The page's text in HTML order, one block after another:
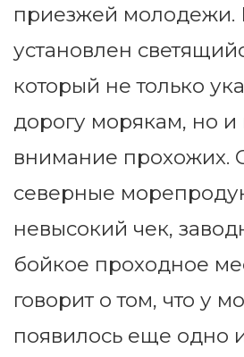
приезжей молодежи.
установлен
который не только
дорогу морякам, но и
внимание прохожих.
северные
невысокий чек,
бойкое проходное
говорит о том, что у
появилось еще одно